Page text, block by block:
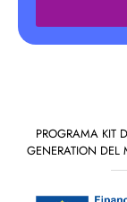
PROGRAMA KIT
GENERATION DEL